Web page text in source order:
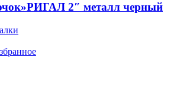
2″ металл черный